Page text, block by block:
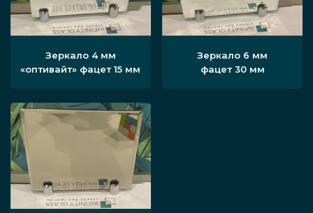
Зеркало 4 мм
«оптивайт» фацет 15 мм
Зеркало 6 мм
фацет 30 мм